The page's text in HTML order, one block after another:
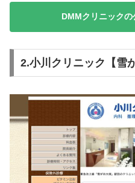
DMMクリニック
2.小川クリニック【雪